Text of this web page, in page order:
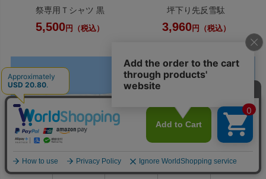
祭専用Ｔシャツ 黒
5,500 円（税込）
坪下り先反雪駄
3,960円（税込）
会員ページ 店舗案内